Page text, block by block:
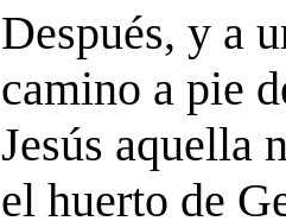
Después, y a
camino a pie
Jesús aquella
el huerto de